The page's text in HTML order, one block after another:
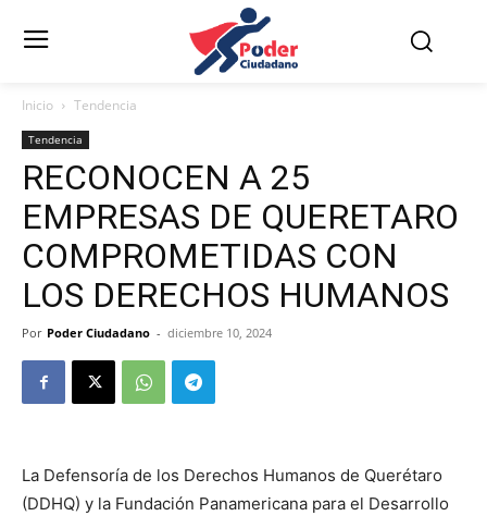
Inicio Tendencia
Tendencia
RECONOCEN A 25
EMPRESAS DE QUERETARO
COMPROMETIDAS CON
LOS DERECHOS HUMANOS
Por Poder Ciudadano - diciembre 10, 2024
La Defensoría de los Derechos Humanos de Querétaro
(DDHQ) y la Fundación Panamericana para el Desarrollo